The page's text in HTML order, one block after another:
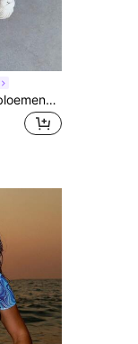
Dames bikini set met bloemenprint, crop top en short, modieuze casual Y2K-stijl badkleding voor fitness, strand, studentenvakantie in de zomer